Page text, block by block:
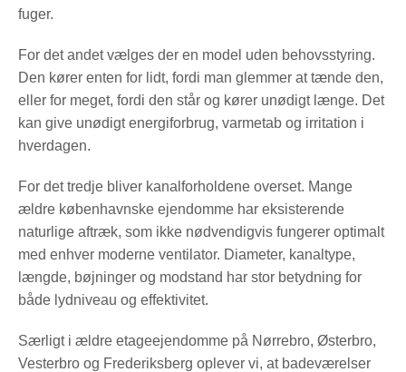
fuger.
For det andet vælges der en model uden behovsstyring.
Den kører enten for lidt, fordi man glemmer at tænde den,
eller for meget, fordi den står og kører unødigt længe. Det
kan give unødigt energiforbrug, varmetab og irritation i
hverdagen.
For det tredje bliver kanalforholdene overset. Mange
ældre københavnske ejendomme har eksisterende
naturlige aftræk, som ikke nødvendigvis fungerer optimalt
med enhver moderne ventilator. Diameter, kanaltype,
længde, bøjninger og modstand har stor betydning for
både lydniveau og effektivitet.
Særligt i ældre etageejendomme på Nørrebro, Østerbro,
Vesterbro og Frederiksberg oplever vi, at badeværelser